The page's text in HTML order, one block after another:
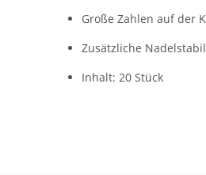
Große Zahlen auf der
Zusätzliche
Inhalt: 20 Stück